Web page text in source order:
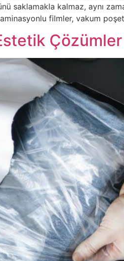
saklamakla kalmaz, aynı
filmler, vakum
Çözümler